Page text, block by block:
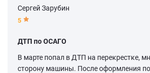
Сергей Зарубин
5
ДТП по ОСАГО
В марте попал в ДТП на перекрестке,
сторону машины. После оформления